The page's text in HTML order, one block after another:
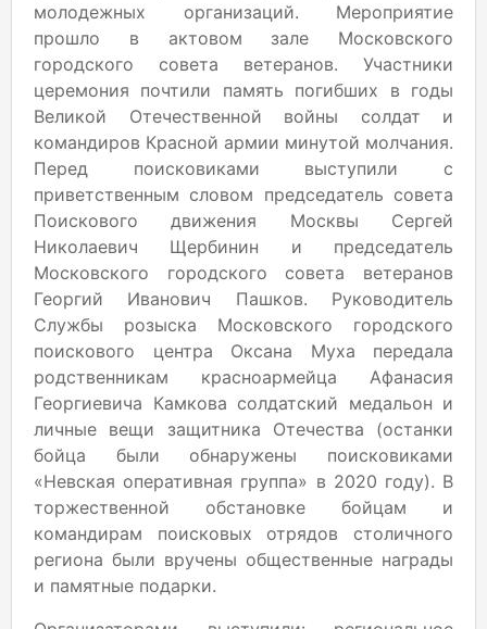
молодежных организаций. Мероприятие
прошло в актовом зале Московского
городского совета ветеранов. Участники
церемония почтили память погибших в годы
Великой Отечественной войны солдат и
командиров Красной армии минутой молчания.
Перед поисковиками выступили с
приветственным словом председатель совета
Поискового движения Москвы Сергей
Николаевич Щербинин и председатель
Московского городского совета ветеранов
Георгий Иванович Пашков. Руководитель
Службы розыска Московского городского
поискового центра Оксана Муха передала
родственникам красноармейца Афанасия
Георгиевича Камкова солдатский медальон и
личные вещи защитника Отечества (останки
бойца были обнаружены поисковиками
«Невская оперативная группа» в 2020 году). В
торжественной обстановке бойцам и
командирам поисковых отрядов столичного
региона были вручены общественные награды
и памятные подарки.